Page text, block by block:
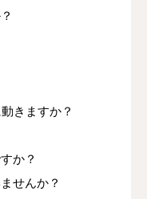
きますか？
か？
せんか？